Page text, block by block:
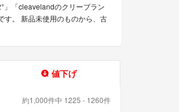
「cleavelandのクリーブラン
。 新品未使用のものから、古
値下げ
約1,000件中 1225 - 1260件